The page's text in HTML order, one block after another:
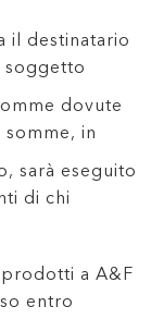
il destinatario
soggetto
dovute
in
sarà eseguito
di chi
a A&F
entro